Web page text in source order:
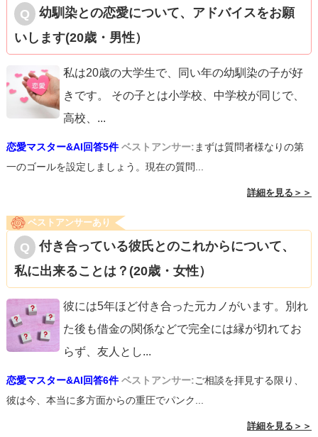
幼馴染との恋愛について、アドバイスをお願
いします(20歳・男性）
私は20歳の大学生で、同い年の幼馴染の子が好
きです。 その子とは小学校、中学校が同じで、
高校、 ...
恋愛マスター&AI回答5件 ベストアンサー: まずは質問者様なりの第
一のゴールを設定しましょう。現在の質問...
詳細を見る＞＞
ベストアンサーあり
付き合っている彼氏とのこれからについて、
私に出来ることは？(20歳・女性）
彼には5年ほど付き合った元カノがいます。別れ
た後も借金の関係などで完全には縁が切れてお
らず、友人とし...
恋愛マスター&AI回答6件 ベストアンサー:ご相談を拝見する限り、
彼は今、本当に多方面からの重圧でパンク...
詳細を見る＞＞